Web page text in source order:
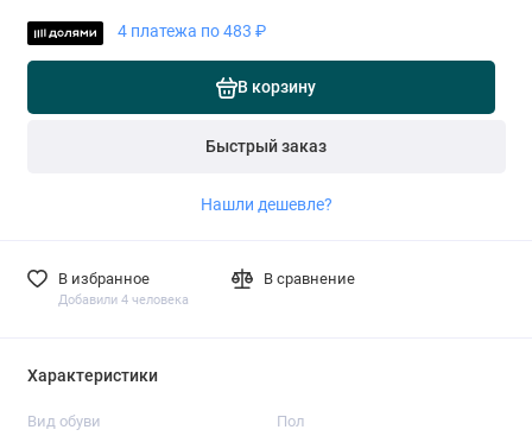
4 платежа по 483 ₽
В корзину
Быстрый заказ
Нашли дешевле?
В избранное
Добавили 4 человека
В сравнение
Характеристики
Вид обуви Пол